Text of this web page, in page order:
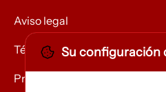
Aviso legal
Términos y condiciones
Privacidad
Su configuración